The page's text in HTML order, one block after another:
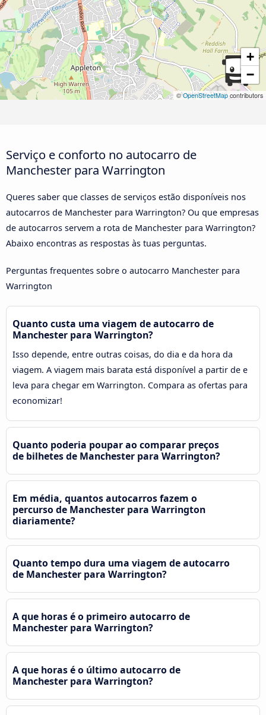
+
−
©OpenStreetMap contributors
Serviço e conforto no autocarro de
Manchester para Warrington
Queres saber que classes de serviços estão disponíveis nos
autocarros de Manchester para Warrington? Ou que empresas
de autocarros servem a rota de Manchester para Warrington?
Abaixo encontras as respostas às tuas perguntas.
Perguntas frequentes sobre o autocarro Manchester para
Warrington
Quanto custa uma viagem de autocarro de
Manchester para Warrington?
Isso depende, entre outras coisas, do dia e da hora da
viagem. A viagem mais barata está disponível a partir de e
leva para chegar em Warrington. Compara as ofertas para
economizar!
Quanto poderia poupar ao comparar preços
de bilhetes de Manchester para Warrington?
Em média, quantos autocarros fazem o
percurso de Manchester para Warrington
diariamente?
Quanto tempo dura uma viagem de autocarro
de Manchester para Warrington?
A que horas é o primeiro autocarro de
Manchester para Warrington?
A que horas é o último autocarro de
Manchester para Warrington?